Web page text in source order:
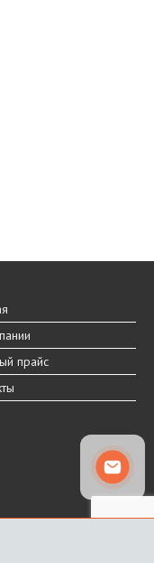
прайс
товара могут